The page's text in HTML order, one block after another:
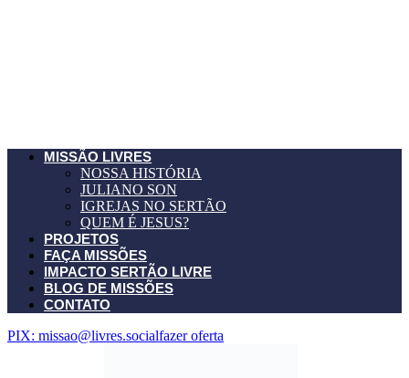
MISSÃO LIVRES
NOSSA HISTÓRIA
JULIANO SON
IGREJAS NO SERTÃO
QUEM É JESUS?
PROJETOS
FAÇA MISSÕES
IMPACTO SERTÃO LIVRE
BLOG DE MISSÕES
CONTATO
PIX: missao@livres.socialfazer oferta